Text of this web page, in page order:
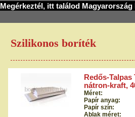
Megérkeztél, itt találod
Szilikonos boríték
Redős-
nátron-kraft,
Méret:
Papír anyag:
Papír szín:
Ablak méret: